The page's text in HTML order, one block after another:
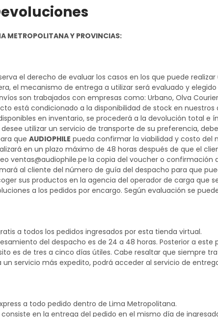
METROPOLITANA Y PROVINCIAS:
el derecho de evaluar los casos en los que puede
el mecanismo de entrega a utilizar será evaluado y
son trabajados con empresas como: Urbano, Olva
está condicionado a la disponibilidad de stock en
en inventario, se procederá a la devolución total e
desee utilizar un servicio de transporte de su preferencia,
queAUDIOPHILE pueda confirmar la viabilidad y costo del
en un plazo máximo de 48 horas después de que el
ventas@audiophile.pe la copia del voucher o confirmación
al cliente del número de guía del despacho para que
sus productos en la agencia del operador de carga que
a los pedidos por encargo. Según evaluación se
a todos los pedidos ingresados por esta tienda virtual.
del despacho es de 24 a 48 horas. Posterior a este
es de tres a cinco días útiles. Cabe resaltar que siempre
un servicio más expedito, podrá acceder al servicio de
a todo pedido dentro de Lima Metropolitana.
consiste en la entrega del pedido en el mismo día de